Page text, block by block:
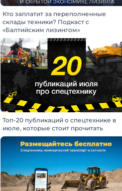
Кто заплатит за переполненные
склады техники? Подкаст с
«Балтийским лизингом»
Топ-20 публикаций о спецтехнике в
июле, которые стоит прочитать